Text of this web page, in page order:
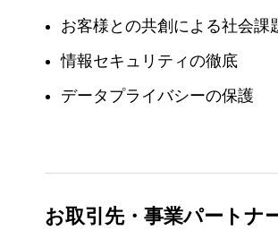
お客様との共創による社会課
情報セキュリティの徹底
データプライバシーの保護
お取引先・事業パートナ